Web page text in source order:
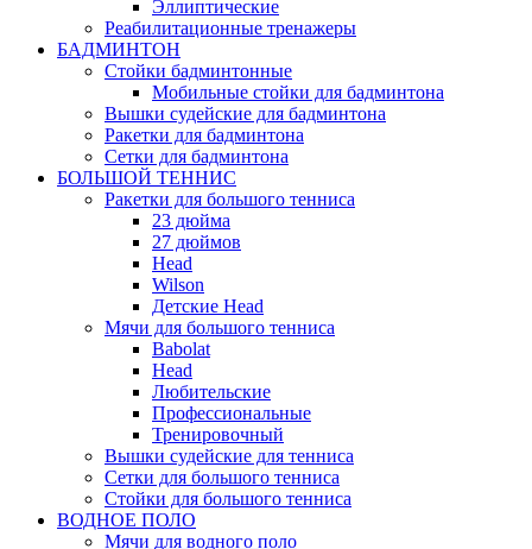
Эллиптические
Реабилитационные тренажеры
БАДМИНТОН
Стойки бадминтонные
Мобильные стойки для бадминтона
Вышки судейские для бадминтона
Ракетки для бадминтона
Сетки для бадминтона
БОЛЬШОЙ ТЕННИС
Ракетки для большого тенниса
23 дюйма
27 дюймов
Head
Wilson
Детские Head
Мячи для большого тенниса
Babolat
Head
Любительские
Профессиональные
Тренировочный
Вышки судейские для тенниса
Сетки для большого тенниса
Стойки для большого тенниса
ВОДНОЕ ПОЛО
Мячи для водного поло